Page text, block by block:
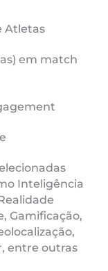
Atletas
em match
Inteligência
Gamificação,
entre outras